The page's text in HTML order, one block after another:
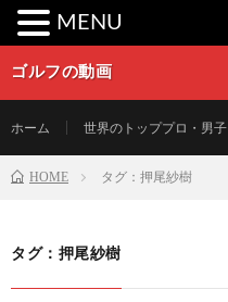
ゴルフの動画
ホーム 世界のトッププロ・男子
HOME タグ：押尾紗樹
タグ：押尾紗樹
MENU